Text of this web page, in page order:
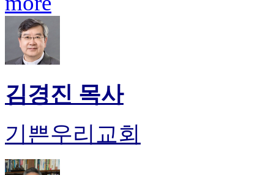
김경진 목사
기쁜우리교회